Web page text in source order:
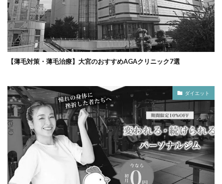
【薄毛対策・薄毛治療】大宮のおすすめAGAクリニック7選
ダイエット